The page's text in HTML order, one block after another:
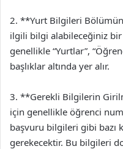
2. **Yurt Bilgileri
ilgili bilgi alabileceğiniz
genellikle “Yurtlar”,
başlıklar altında yer alır.
3. **Gerekli Bilgilerin
için genellikle öğrenci
başvuru bilgileri gibi bazı
gerekecektir. Bu bilgileri